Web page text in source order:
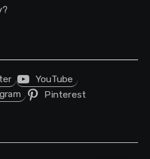
YouTube
Pinterest